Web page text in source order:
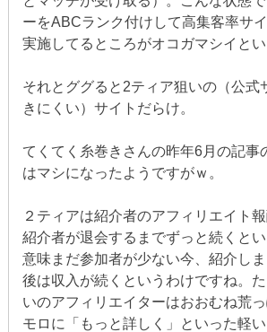
ーをABCランク付けして高集客率サ
実施してるところがオコガマシイとい
それとググると2ティア狙いの（公式
きにくい）サイトだらけ。
てくてく糸巻きさんの昨年6月の記事
はマシになったようですがｗ。
２ティアは紹介者のアフィリエイト報
紹介者が退会するまでずっと続くと
意味まだ参加者が少ない今、紹介し
後は収入が続くというわけですね。
いのアフィリエイターはおおむね荒っ
モロに「もっと詳しく」といった軽